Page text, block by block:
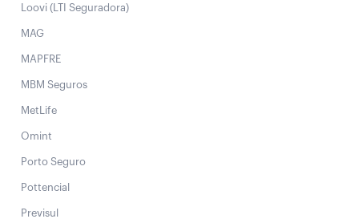
Loovi (LTI Seguradora)
MAG
MAPFRE
MBM Seguros
MetLife
Omint
Porto Seguro
Pottencial
Previsul